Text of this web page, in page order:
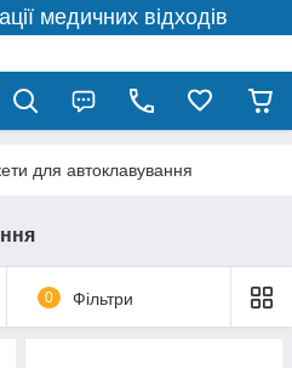
медичних відходів
для автоклавування
0 Фільтри